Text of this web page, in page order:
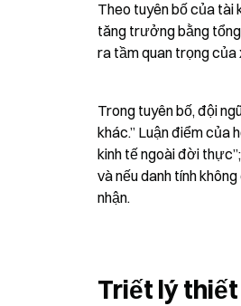
Theo tuyên bố của tài
tăng trưởng bằng tổng
ra tầm quan trọng của
Trong tuyên bố, đội
khác.” Luận điểm của
kinh tế ngoài đời
và nếu danh tính
nhận.
Triết lý